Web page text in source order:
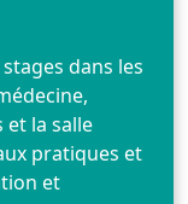
dans les
la salle
pratiques et
et